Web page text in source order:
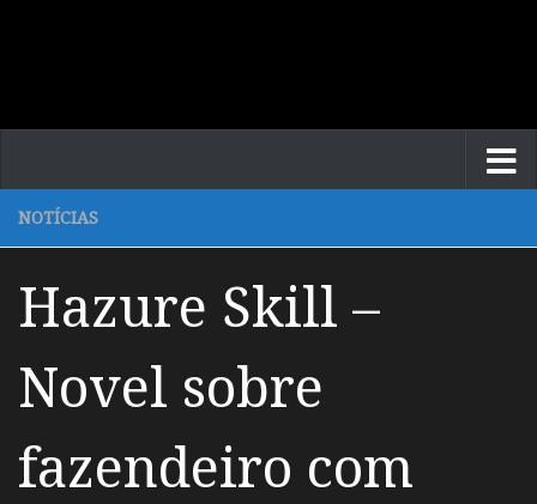
NOTÍCIAS
Hazure Skill –
Novel sobre
fazendeiro com